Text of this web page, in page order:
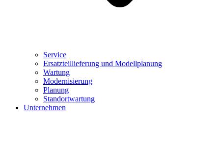
Service
Ersatzteillieferung und Modellplanung
Wartung
Modernisierung
Planung
Standortwartung
Unternehmen